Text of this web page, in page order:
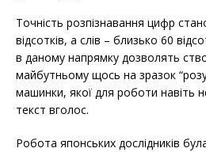
Точність розпізнавання цифр
відсотків, а слів – близько 60
в даному напрямку дозволять
майбутньому щось на зразок
машинки, якої для роботи навіть
текст вголос.
Робота японських дослідників